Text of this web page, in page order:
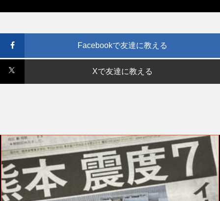
Facebookで友達に教える
Xで友達に教える